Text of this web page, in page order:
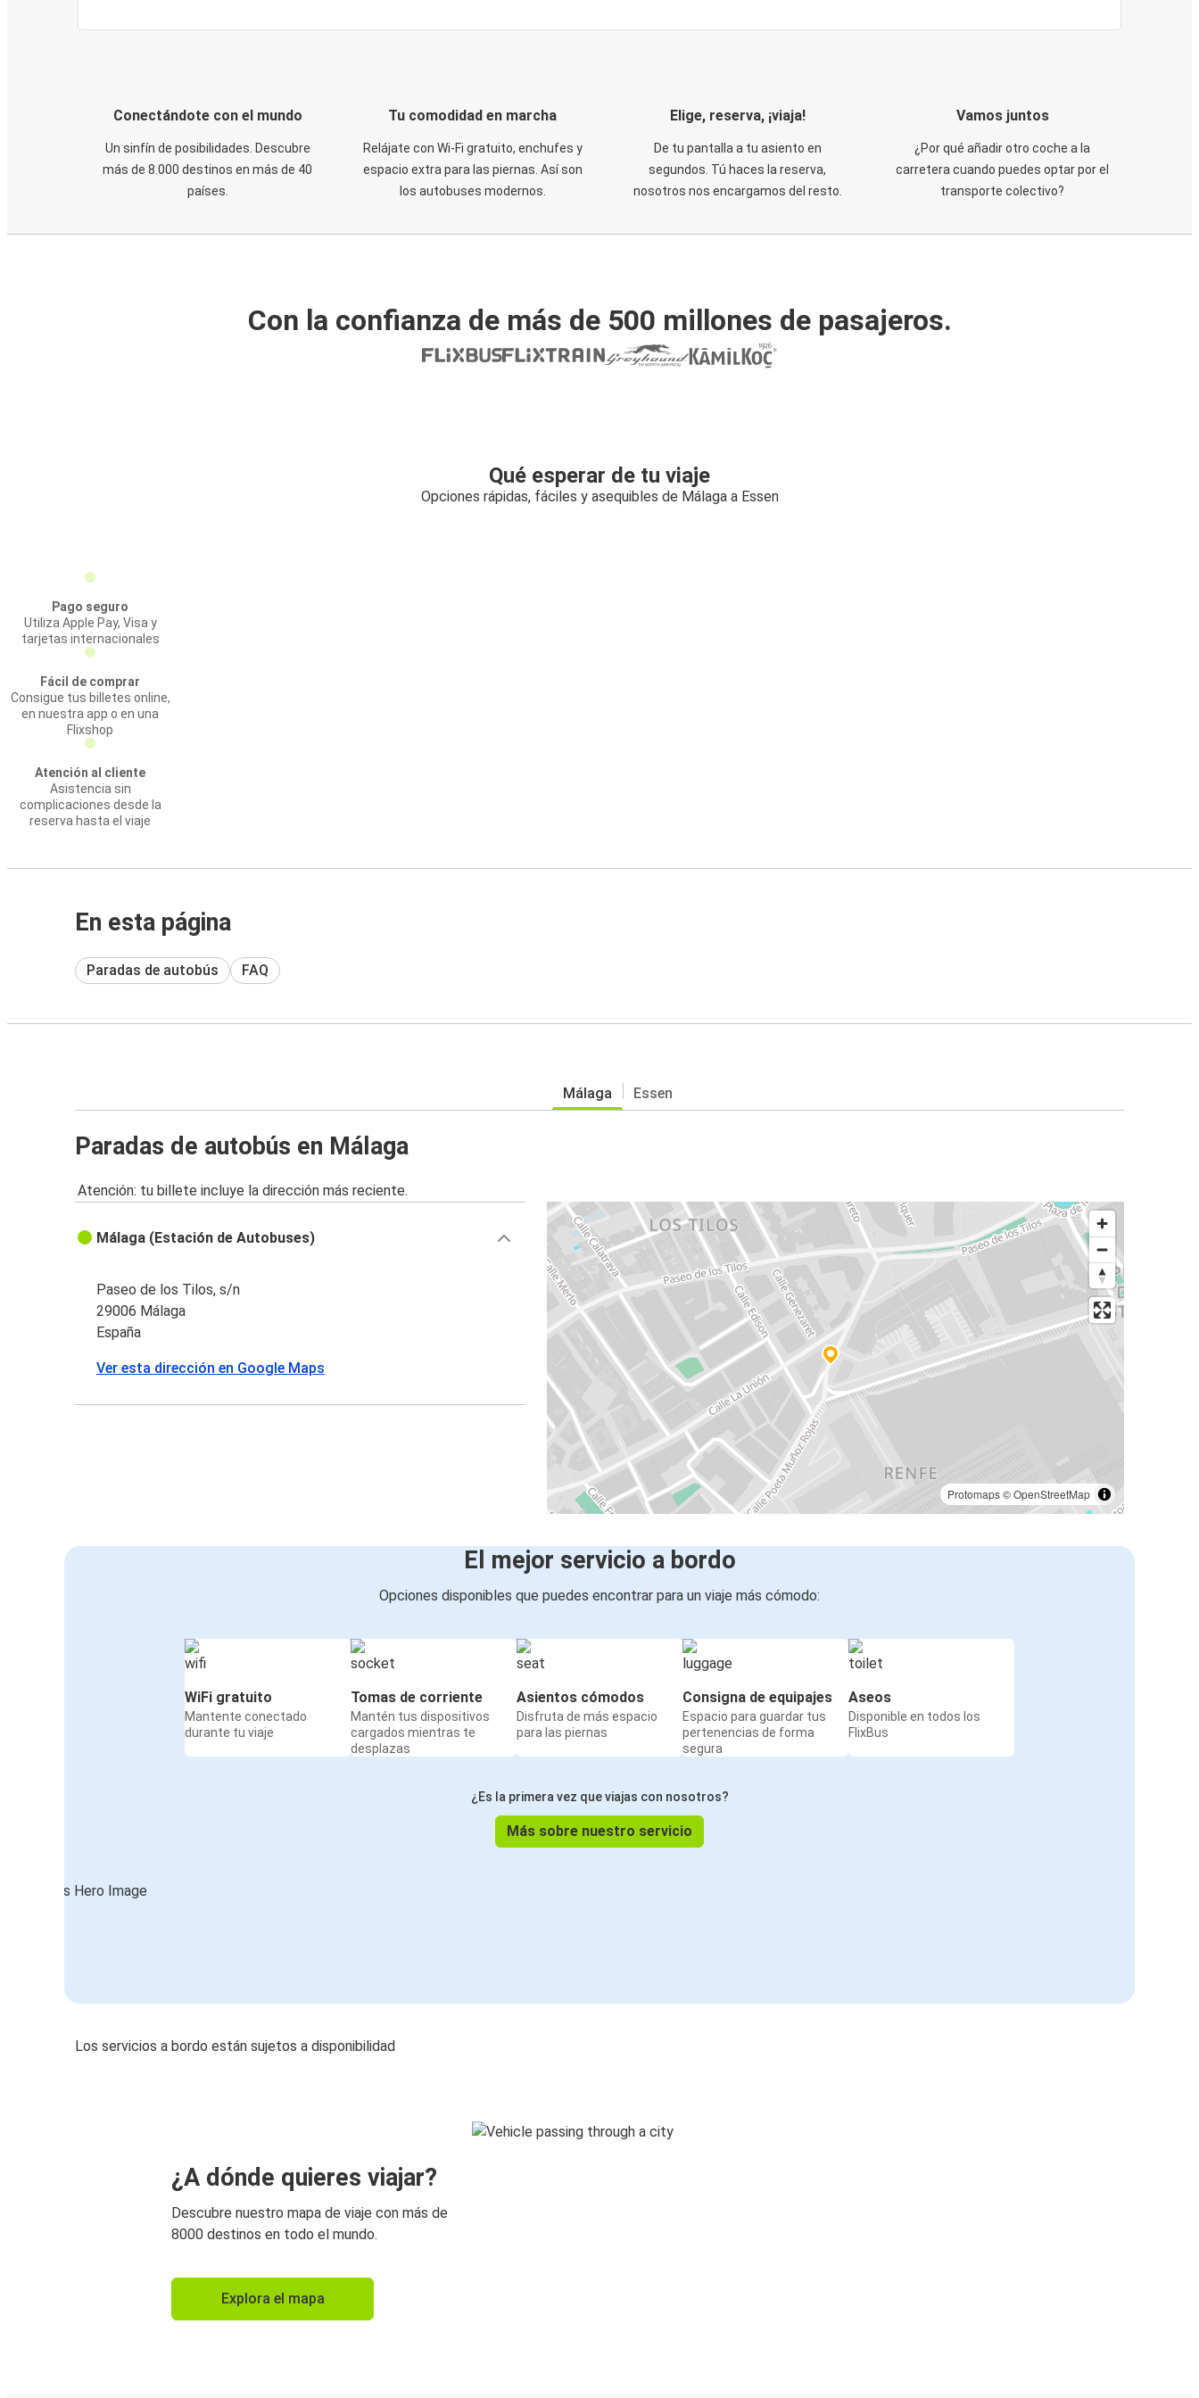
Conectándote con el mundo
Un sinfín de posibilidades. Descubre
más de 8.000 destinos en más de 40
países.
Tu comodidad en marcha
Relájate con Wi-Fi gratuito, enchufes y
espacio extra para las piernas. Así son
los autobuses modernos.
Elige, reserva, ¡viaja!
De tu pantalla a tu asiento en
segundos. Tú haces la reserva,
nosotros nos encargamos del resto.
Vamos juntos
¿Por qué añadir otro coche a la
carretera cuando puedes optar por el
transporte colectivo?
Con la confianza de más de 500 millones de pasajeros.
Qué esperar de tu viaje
Opciones rápidas, fáciles y asequibles de Málaga a Essen
Pago seguro
Utiliza Apple Pay, Visa y
tarjetas internacionales
Fácil de comprar
Consigue tus billetes online,
en nuestra app o en una
Flixshop
Atención al cliente
Asistencia sin
complicaciones desde la
reserva hasta el viaje
En esta página
Paradas de autobús FAQ
Málaga Essen
Paradas de autobús en Málaga
Atención: tu billete incluye la dirección más reciente.
Protomaps©OpenStreetMap
Málaga (Estación de Autobuses)
Paseo de los Tilos, s/n
29006 Málaga
España
Ver esta dirección en Google Maps
El mejor servicio a bordo
Opciones disponibles que puedes encontrar para un viaje más cómodo:
WiFi gratuito
Mantente conectado
durante tu viaje
Tomas de corriente
Mantén tus dispositivos
cargados mientras te
desplazas
Asientos cómodos
Disfruta de más espacio
para las piernas
Consigna de equipajes
Espacio para guardar tus
pertenencias de forma
segura
Aseos
Disponible en todos los
FlixBus
¿Es la primera vez que viajas con nosotros?
Más sobre nuestro servicio
Los servicios a bordo están sujetos a disponibilidad
¿A dónde quieres viajar?
Descubre nuestro mapa de viaje con más de
8000 destinos en todo el mundo.
Explora el mapa